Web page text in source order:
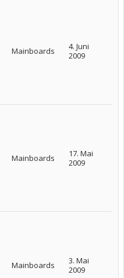
Mainboards
4. Juni
2009
Mainboards
17. Mai
2009
Mainboards
3. Mai
2009